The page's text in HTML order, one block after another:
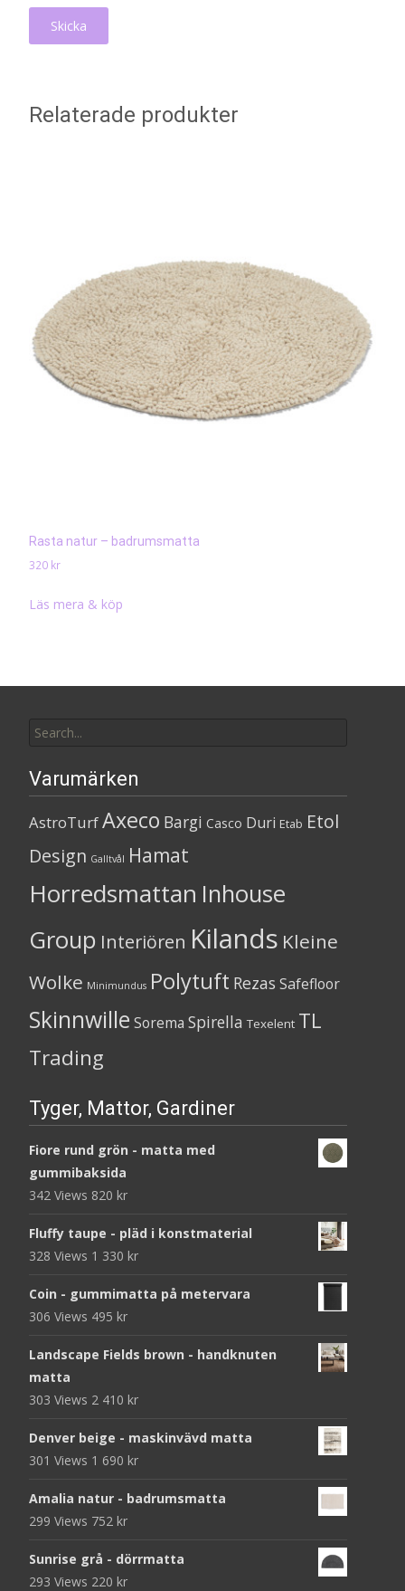
Relaterade produkter
Rasta natur – badrumsmatta
320 kr
Läs mera & köp
for:
Varumärken
AstroTurfAxeco Bargi Casco Duri Etab Etol
Design Galltvål Hamat
Horredsmattan Inhouse
Group Interiören Kilands Kleine
Wolke Minimundus Polytuft Rezas Safefloor
Skinnwille Sorema Spirella Texelent TL
Trading
Tyger, Mattor, Gardiner
Fiore rund grön - matta med
gummibaksida
342 Views 820 kr
Fluffy taupe - pläd i konstmaterial
328 Views 1 330 kr
Coin - gummimatta på metervara
306 Views 495 kr
Landscape Fields brown - handknuten
matta
303 Views 2 410 kr
Denver beige - maskinvävd matta
301 Views 1 690 kr
Amalia natur - badrumsmatta
299 Views 752 kr
Sunrise grå - dörrmatta
293 Views 220 kr